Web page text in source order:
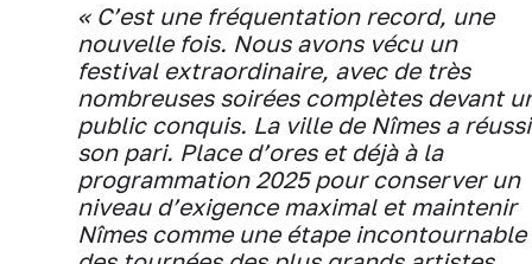
« C’est une fréquentation record, une
nouvelle fois. Nous avons vécu un
festival extraordinaire, avec de très
nombreuses soirées complètes devant
public conquis. La ville de Nîmes a réussi
son pari. Place d’ores et déjà à la
programmation 2025 pour conserver un
niveau d’exigence maximal et maintenir
Nîmes comme une étape incontournable